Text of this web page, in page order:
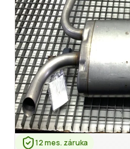
12 mes. záruka